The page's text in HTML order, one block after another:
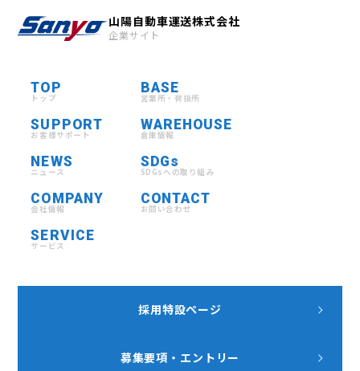
山陽自動車運送株式会社
企業サイト
採用特設ページ
募集要項・エントリー
TOP
トップ
COMPANY
会社情報
WAREHOUSE
倉庫情報
SUPPORT
お客様サポート
SERVICE
サービス
SDGs
SDGsへの取り組み
NEWS
ニュース
BASE
営業所・荷扱所
CONTACT
お問い合わせ